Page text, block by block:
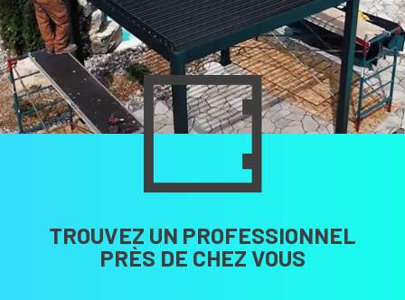
TROUVEZ UN PROFESSIONNEL
PRÈS DE CHEZ VOUS